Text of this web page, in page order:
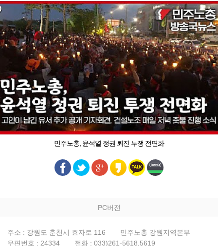
민주노총, 윤석열 정권 퇴진 투쟁 전면화
PC버전
주소 : 강원도 춘천시 효자로 116
민주노총 강원지역본부
우편번호 : 24334
전화 : 033)261-5618,5619